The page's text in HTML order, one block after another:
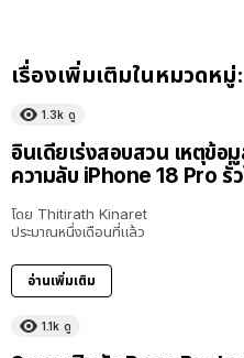
เรื่องเพิ่มเติมในหมวดหมู่:
1.3k ดู
อินเดียเร่งสอบสวน เหตุข้
ความลับ iPhone 18 Pro รั่ว
โดย Thitirath Kinaret
ประมาณหนึ่งเดือนที่แล้ว
อ่านเพิ่มเติม
1.1k ดู